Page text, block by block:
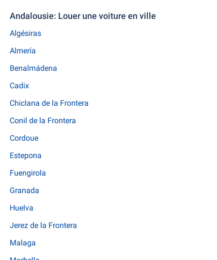
Andalousie: Louer une voiture en ville
Algésiras
Almería
Benalmádena
Cadix
Chiclana de la Frontera
Conil de la Frontera
Cordoue
Estepona
Fuengirola
Granada
Huelva
Jerez de la Frontera
Malaga